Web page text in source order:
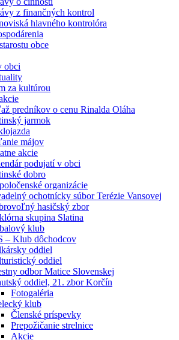
z finančných kontrol
hlavného kontrolóra
obce
obci
za kultúrou
predníkov o cenu Rinalda Oláha
jarmok
májov
akcie
podujatí v obci
dobro
organizácie
ochotnícky súbor Terézie Vansovej
hasičský zbor
skupina Slatina
klub
– Klub dôchodcov
oddiel
oddiel
odbor Matice Slovenskej
oddiel, 21. zbor Korčín
Fotogaléria
klub
Členské príspevky
Prepožičanie strelnice
Akcie